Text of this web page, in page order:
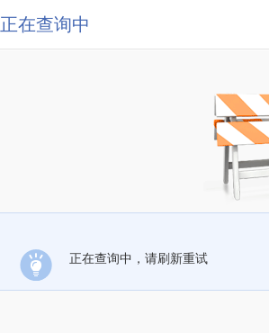
正在查询中
正在查询中，请刷新重试